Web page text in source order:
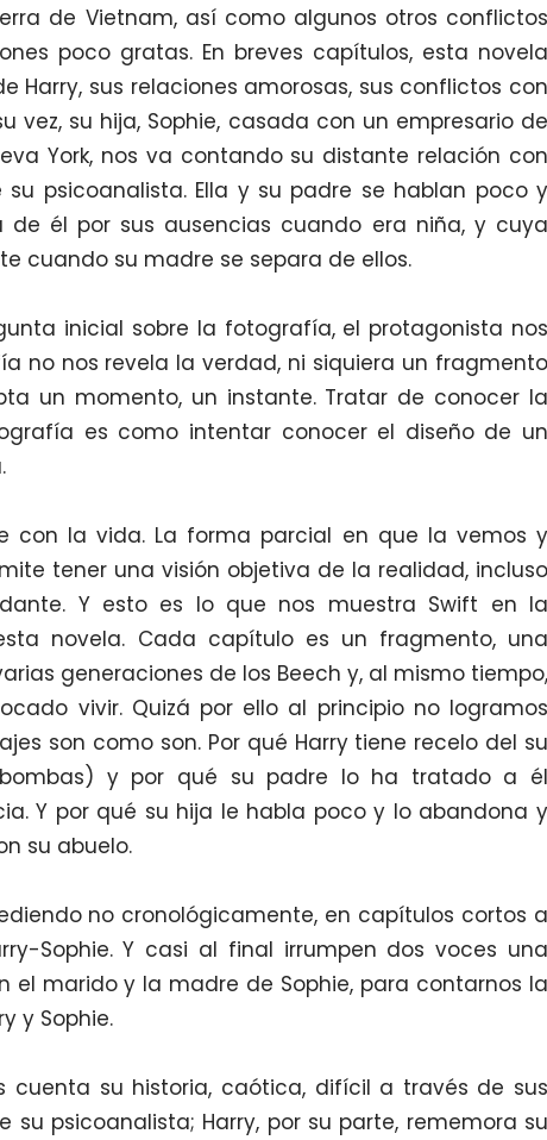
de Vietnam, así como algunos otros conflictos
poco gratas. En breves capítulos, esta novela
Harry, sus relaciones amorosas, sus conflictos con
vez, su hija, Sophie, casada con un empresario de
York, nos va contando su distante relación con
psicoanalista. Ella y su padre se hablan poco y
él por sus ausencias cuando era niña, y cuya
cuando su madre se separa de ellos.
sobre la fotografía, el protagonista nos
no nos revela la verdad, ni siquiera un fragmento
un momento, un instante. Tratar de conocer la
es como intentar conocer el diseño de un
vida. La forma parcial en que la vemos y
tener una visión objetiva de la realidad, incluso
Y esto es lo que nos muestra Swift en la
novela. Cada capítulo es un fragmento, una
generaciones de los Beech y, al mismo tiempo,
vivir. Quizá por ello al principio no logramos
son como son. Por qué Harry tiene recelo del su
y por qué su padre lo ha tratado a él
Y por qué su hija le habla poco y lo abandona y
su abuelo.
no cronológicamente, en capítulos cortos a
Sophie. Y casi al final irrumpen dos voces una
el marido y la madre de Sophie, para contarnos la
y Sophie.
su historia, caótica, difícil a través de sus
su psicoanalista; Harry, por su parte, rememora su